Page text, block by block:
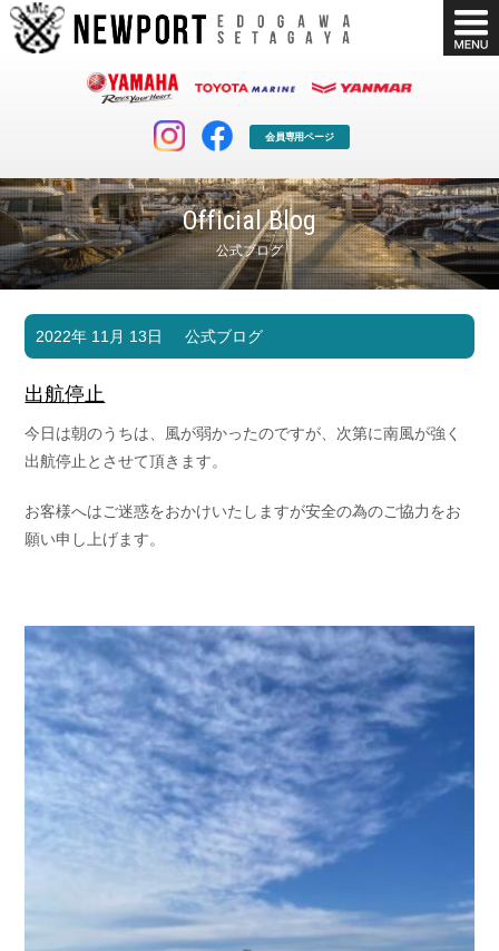
会員専用ページ
Official Blog
公式ブログ
マリンクラブ
マリンライフを堪能したい！
ボート販売
ボート免許
長年の実績と信頼！
店舗情報
お問い合わせ
Contact us
会社概要
2022年 11月 13日 公式ブログ
出航停止
今日は朝のうちは、風が弱かったのですが、次第に南風が強く
出航停止とさせて頂きます。
お客様へはご迷惑をおかけいたしますが安全の為のご協力をお
願い申し上げます。